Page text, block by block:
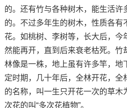
的。还有竹与各种树木，能生活许
的。不过多年生的树木，性质各有
花。如桃树、李树等，长大后，今
然能再开，直到后来衰老枯死。竹
林像是一株，地上虽有许多竿，地
定时期，几十年后，全林开花，全
的名称，叫一生只开花一次的草木
次花的叫“多次花植物”。